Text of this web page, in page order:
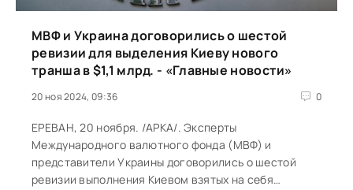
МВФ и Украина договорились о шестой
ревизии для выделения Киеву нового
транша в $1,1 млрд. - «Главные новости»
20 ноя 2024, 09:36 0
ЕРЕВАН, 20 ноября. /АРКА/. Эксперты
Международного валютного фонда (МВФ) и
представители Украины договорились о шестой
ревизии выполнения Киевом взятых на себя